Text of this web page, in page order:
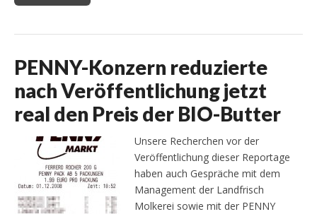
PENNY-Konzern reduzierte
nach Veröffentlichung jetzt
real den Preis der BIO-Butter
Unsere Recherchen vor der
Veröffentlichung dieser Reportage
haben auch Gespräche mit dem
Management der Landfrisch
Molkerei sowie mit der PENNY